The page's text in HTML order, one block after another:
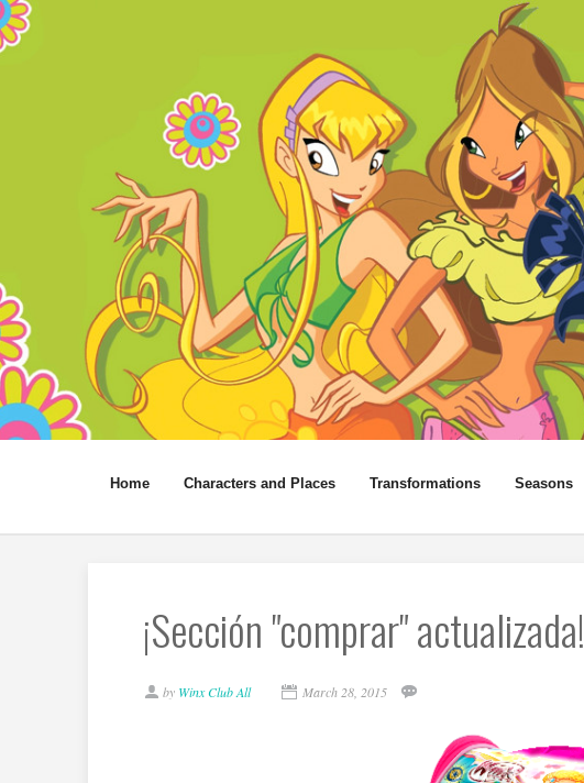
Home Characters and Places Transformations Seasons
¡Sección "comprar" actualizada!
by Winx Club All March 28, 2015